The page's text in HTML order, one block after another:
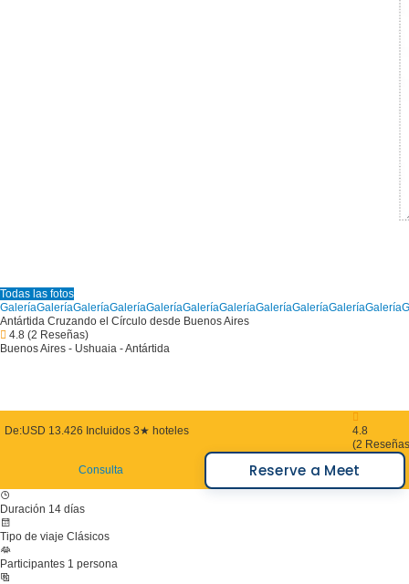
Todas las fotos
GaleríaGaleríaGaleríaGaleríaGaleríaGaleríaGaleríaGaleríaGaleríaGaleríaGalería
Antártida Cruzando el Círculo desde Buenos Aires
4.8 (2 Reseñas)
Buenos Aires - Ushuaia - Antártida
De:USD 13.426 Incluidos 3★ hoteles
4.8
(2
Consulta
Reserve a Meet
Duración 14 días
Tipo de viaje Clásicos
Participantes 1 persona